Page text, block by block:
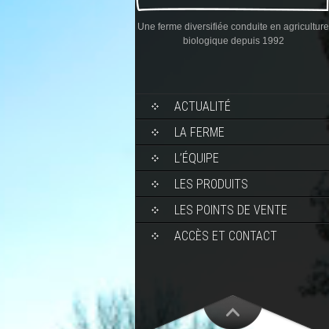
Une ferme diversifiée conduite en agriculture
biologique depuis 1992
ACTUALITÉ
LA FERME
L’ÉQUIPE
LES PRODUITS
LES POINTS DE VENTE
ACCÈS ET CONTACT